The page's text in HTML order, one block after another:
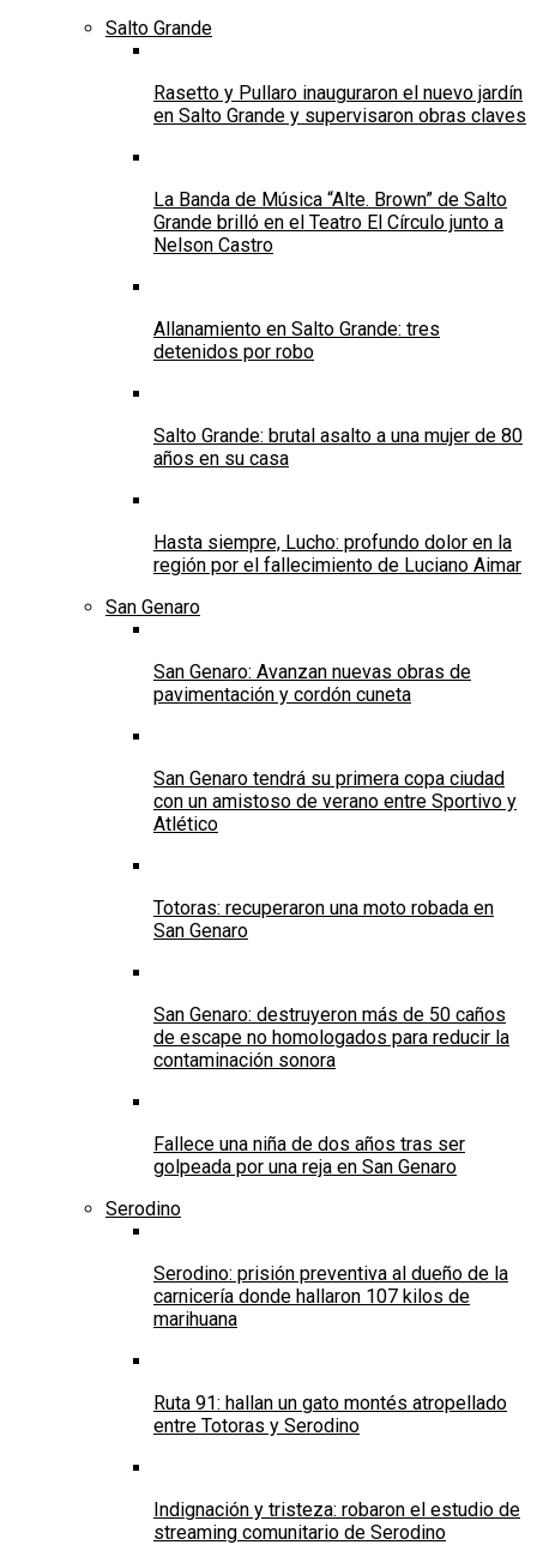
Salto Grande
Rasetto y Pullaro inauguraron el nuevo jardín
en Salto Grande y supervisaron obras claves
La Banda de Música “Alte. Brown” de Salto
Grande brilló en el Teatro El Círculo junto a
Nelson Castro
Allanamiento en Salto Grande: tres
detenidos por robo
Salto Grande: brutal asalto a una mujer de 80
años en su casa
Hasta siempre, Lucho: profundo dolor en la
región por el fallecimiento de Luciano Aimar
San Genaro
San Genaro: Avanzan nuevas obras de
pavimentación y cordón cuneta
San Genaro tendrá su primera copa ciudad
con un amistoso de verano entre Sportivo y
Atlético
Totoras: recuperaron una moto robada en
San Genaro
San Genaro: destruyeron más de 50 caños
de escape no homologados para reducir la
contaminación sonora
Fallece una niña de dos años tras ser
golpeada por una reja en San Genaro
Serodino
Serodino: prisión preventiva al dueño de la
carnicería donde hallaron 107 kilos de
marihuana
Ruta 91: hallan un gato montés atropellado
entre Totoras y Serodino
Indignación y tristeza: robaron el estudio de
streaming comunitario de Serodino